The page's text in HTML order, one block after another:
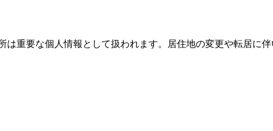
重要な個人情報として扱われます。居住地の変更や転居に